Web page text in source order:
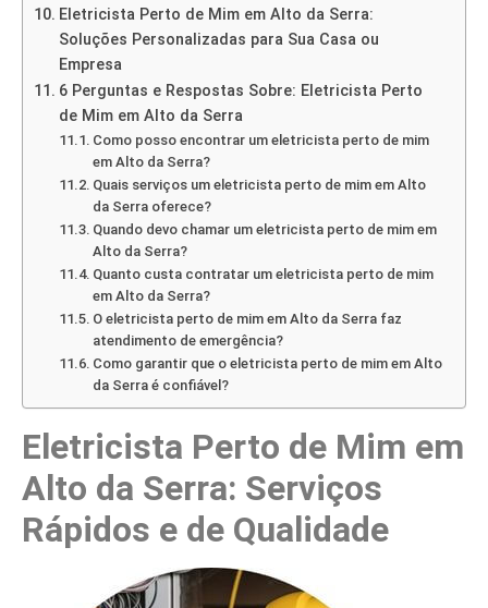
Eletricista Perto de Mim em Alto da Serra:
Soluções Personalizadas para Sua Casa ou
Empresa
6 Perguntas e Respostas Sobre: Eletricista Perto
de Mim em Alto da Serra
Como posso encontrar um eletricista perto de mim
em Alto da Serra?
Quais serviços um eletricista perto de mim em Alto
da Serra oferece?
Quando devo chamar um eletricista perto de mim em
Alto da Serra?
Quanto custa contratar um eletricista perto de mim
em Alto da Serra?
O eletricista perto de mim em Alto da Serra faz
atendimento de emergência?
Como garantir que o eletricista perto de mim em Alto
da Serra é confiável?
Eletricista Perto de Mim em
Alto da Serra: Serviços
Rápidos e de Qualidade